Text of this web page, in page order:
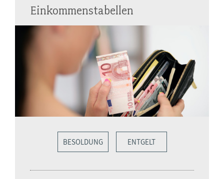
Einkommenstabellen
BESOLDUNG ENTGELT